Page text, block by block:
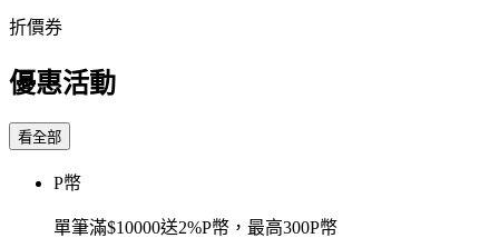
折價券
優惠活動
看全部
P幣
單筆滿$10000送2%P幣，最高300P幣